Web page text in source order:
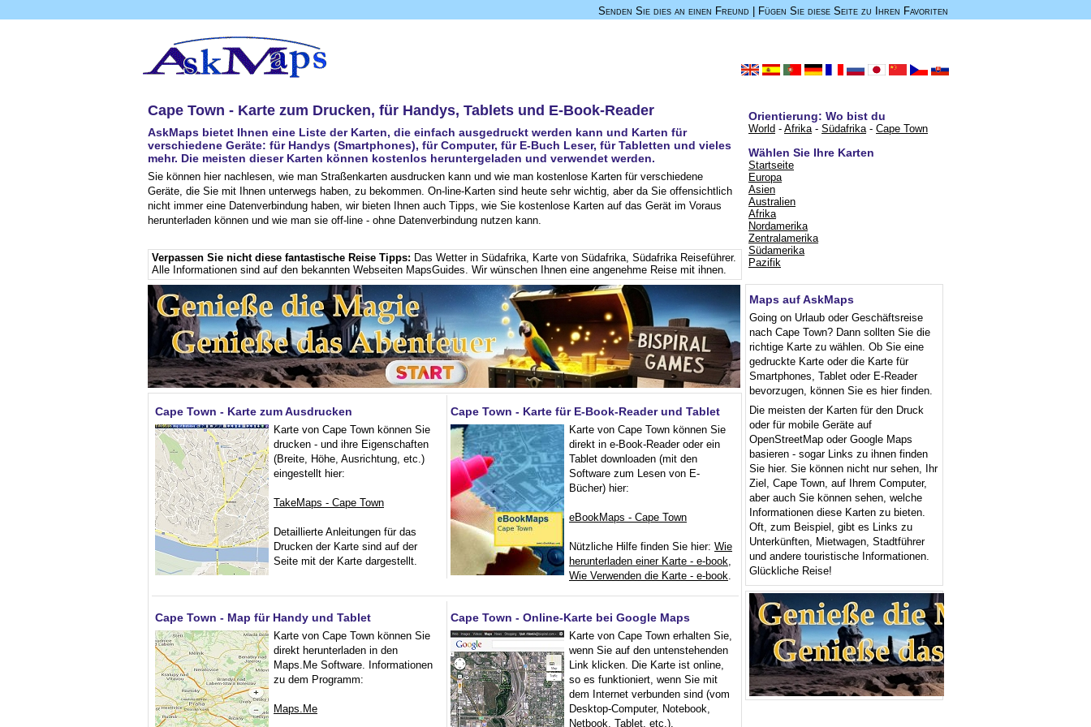
Senden Sie dies an einen Freund Fügen Sie diese Seite zu Ihren Favoriten
Cape Town - Karte zum Drucken, für Handys, Tablets und E-Book-Reader
AskMaps bietet Ihnen eine Liste der Karten, die einfach ausgedruckt werden kann und Karten für
verschiedene Geräte: für Handys (Smartphones), für Computer, für E-Buch Leser, für Tabletten und vieles
mehr. Die meisten dieser Karten können kostenlos heruntergeladen und verwendet werden.
Sie können hier nachlesen, wie man Straßenkarten ausdrucken kann und wie man kostenlose Karten für verschiedene
Geräte, die Sie mit Ihnen unterwegs haben, zu bekommen. On-line-Karten sind heute sehr wichtig, aber da Sie offensichtlich
nicht immer eine Datenverbindung haben, wir bieten Ihnen auch Tipps, wie Sie kostenlose Karten auf das Gerät im Voraus
herunterladen können und wie man sie off-line - ohne Datenverbindung nutzen kann.
Verpassen Sie nicht diese fantastische Reise Tipps: Das Wetter in Südafrika, Karte von Südafrika, Südafrika Reiseführer.
Alle Informationen sind auf den bekannten Webseiten MapsGuides. Wir wünschen Ihnen eine angenehme Reise mit ihnen.
Cape Town - Karte zum Ausdrucken
Karte von Cape Town können Sie
drucken - und ihre Eigenschaften
(Breite, Höhe, Ausrichtung, etc.)
eingestellt hier:
TakeMaps - Cape Town
Detaillierte Anleitungen für das
Drucken der Karte sind auf der
Seite mit der Karte dargestellt.
Cape Town - Karte für E-Book-Reader und Tablet
Karte von Cape Town können Sie
direkt in e-Book-Reader oder ein
Tablet downloaden (mit den
Software zum Lesen von E-
Bücher) hier:
eBookMaps - Cape Town
Nützliche Hilfe finden Sie hier: Wie
herunterladen einer Karte - e-book,
Wie Verwenden die Karte - e-book.
Cape Town - Map für Handy und Tablet
Karte von Cape Town können Sie
direkt herunterladen in den
Maps.Me Software. Informationen
zu dem Programm:
Maps.Me
Cape Town - Online-Karte bei Google Maps
Karte von Cape Town erhalten Sie,
wenn Sie auf den untenstehenden
Link klicken. Die Karte ist online,
so es funktioniert, wenn Sie mit
dem Internet verbunden sind (vom
Desktop-Computer, Notebook,
Netbook, Tablet, etc.).
Orientierung: Wo bist du
World - Afrika- Südafrika- Cape Town
Wählen Sie Ihre Karten
Startseite
Europa
Asien
Australien
Afrika
Nordamerika
Zentralamerika
Südamerika
Pazifik
Maps auf AskMaps
Going on Urlaub oder Geschäftsreise
nach Cape Town? Dann sollten Sie die
richtige Karte zu wählen. Ob Sie eine
gedruckte Karte oder die Karte für
Smartphones, Tablet oder E-Reader
bevorzugen, können Sie es hier finden.
Die meisten der Karten für den Druck
oder für mobile Geräte auf
OpenStreetMap oder Google Maps
basieren - sogar Links zu ihnen finden
Sie hier. Sie können nicht nur sehen, Ihr
Ziel, Cape Town, auf Ihrem Computer,
aber auch Sie können sehen, welche
Informationen diese Karten zu bieten.
Oft, zum Beispiel, gibt es Links zu
Unterkünften, Mietwagen, Stadtführer
und andere touristische Informationen.
Glückliche Reise!